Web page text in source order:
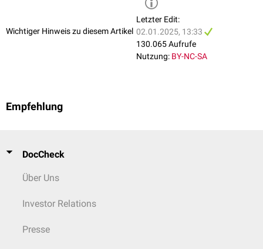
Abklärung von bestimmten Herz- oder Lungenerkrankungen (z.B.
Sauerstoffsättigung
bestimmt werden.
Elektrophysiologische Untersuchung des Herzens
Intrakoronare Druckdrahtmessung
Wichtiger Hinweis zu diesem Artikel
Letzter Edit:
02.01.2025, 13:33
130.065 Aufrufe
Nutzung: BY-NC-SA
Empfehlung
DocCheck
Über Uns
Investor Relations
Presse